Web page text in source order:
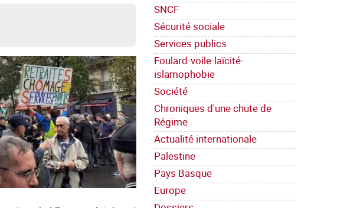
SNCF
Sécurité sociale
Services publics
Foulard-voile-laïcité-
islamophobie
Société
Chroniques d'une chute de
Régime
Actualité internationale
Palestine
Pays Basque
Europe